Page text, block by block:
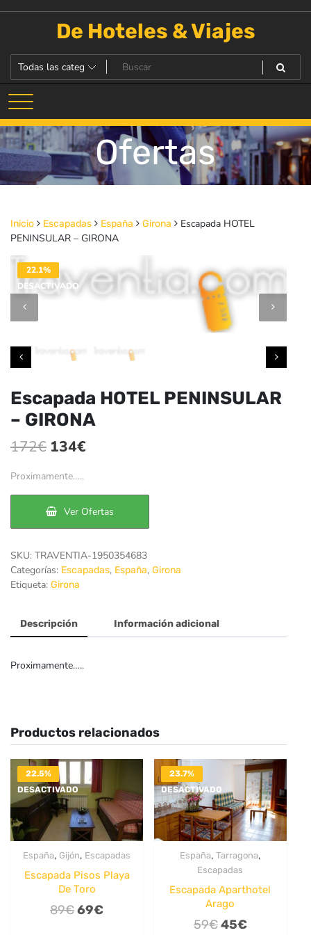
De Hoteles & Viajes
Ofertas
Inicio Escapadas España Girona
Escapada HOTEL
PENINSULAR – GIRONA
22.1%
DESACTIVADO
Escapada HOTEL PENINSULAR
– GIRONA
172€ El
era:
172€.
134€
es:
134€.
Proximamente…..
Ver Ofertas
SKU: TRAVENTIA-1950354683
Categorías: Escapadas, España, Girona
Etiqueta: Girona
Descripción Información adicional
Proximamente…..
Productos relacionados
22.5%
DESACTIVADO
España, Gijón, Escapadas
Escapada Pisos Playa
De Toro
89€El
69€El
23.7%
DESACTIVADO
España,Tarragona,
Escapadas
Escapada Aparthotel
Arago
59€El
45€El